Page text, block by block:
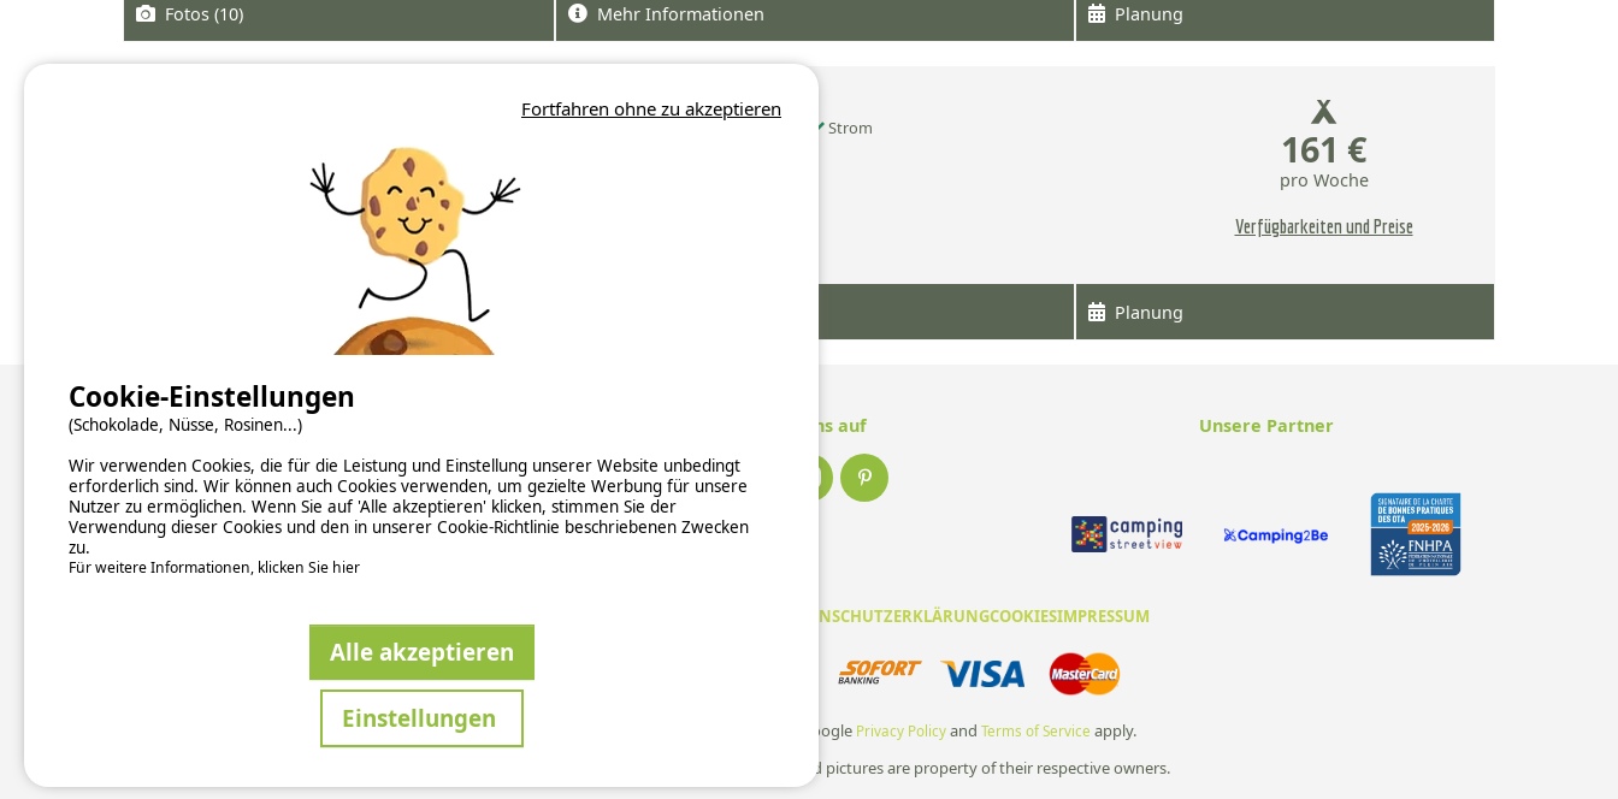
Fotos (10) Mehr Informationen Planung
Zur Campingplatz Website
Haustiere: unter Vorbehalt akzeptiert Strom 161 €
pro Woche
Verfügbarkeiten und Preise
Planung
Hintergrundinformationen
Newsletter abonnieren
Verzeichnis der Campingplätze nach Ländern
Folge uns auf Unsere Partner
DATENSCHUTZERKLÄRUNGCOOKIESIMPRESSUM
This site is protected by reCAPTCHA and the Google Privacy Policyand Terms of Service apply.
2026 Ucamping. All rights reserved, all media and pictures are property of their respective owners.
Fortfahren ohne zu akzeptieren
Cookie-Einstellungen
(Schokolade, Nüsse, Rosinen...)
Wir verwenden Cookies, die für die Leistung und Einstellung unserer Website unbedingt
erforderlich sind. Wir können auch Cookies verwenden, um gezielte Werbung für unsere
Nutzer zu ermöglichen. Wenn Sie auf 'Alle akzeptieren' klicken, stimmen Sie der
Verwendung dieser Cookies und den in unserer Cookie-Richtlinie beschriebenen Zwecken
zu.
Für weitere Informationen, klicken Sie hier
Alle akzeptieren
Einstellungen